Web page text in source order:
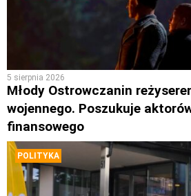
5 sierpnia 2026
Młody Ostrowczanin
wojennego. Poszukuje
finansowego
POLITYKA